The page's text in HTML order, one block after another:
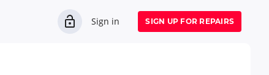
Sign in SIGN UP FOR REPAIRS